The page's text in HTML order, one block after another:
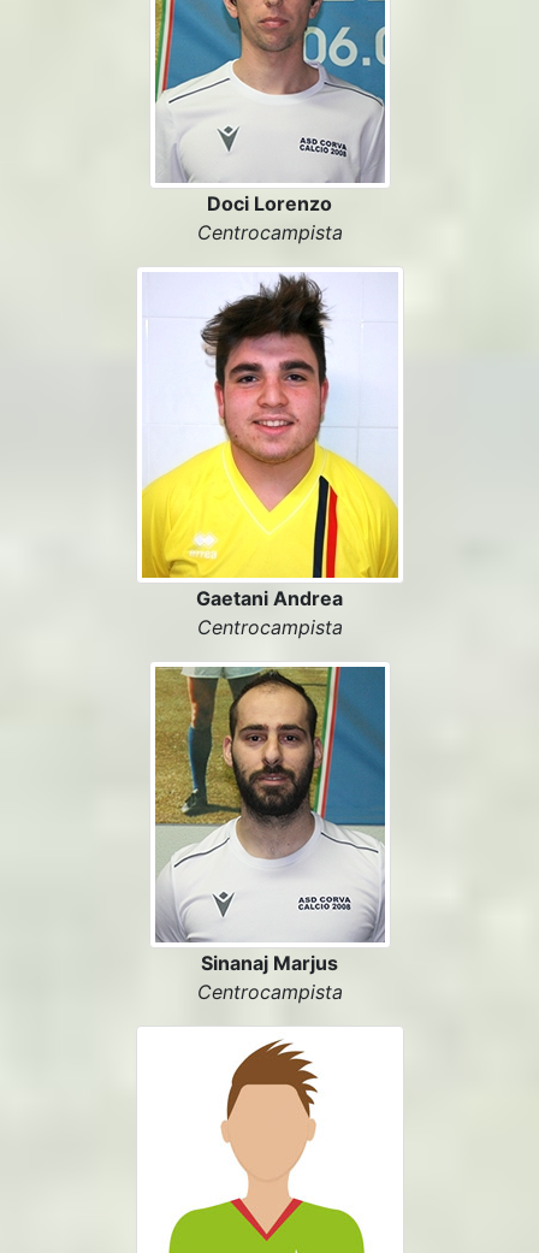
Doci Lorenzo
Centrocampista
Gaetani Andrea
Centrocampista
Sinanaj Marjus
Centrocampista